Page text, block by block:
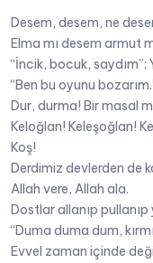
Desem, desem, ne
Elma mı desem armut
“İncik, bocuk, saydım”:
“Ben bu oyunu
Dur, durma! Bir masal
Keloğlan! Keleşoğlan!
Koş!
Derdimiz devlerden de
Allah vere, Allah ala.
Dostlar allanıp pullanıp
“Duma duma dum,
Evvel zaman içinde